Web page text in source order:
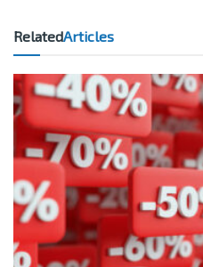
RelatedArticles